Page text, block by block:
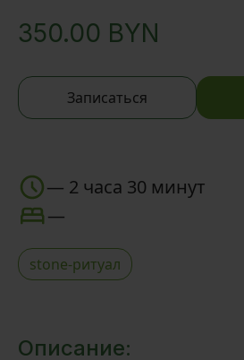
350.00 BYN
Записаться
— 2 часа 30 минут
—
stone-ритуал
Описание: